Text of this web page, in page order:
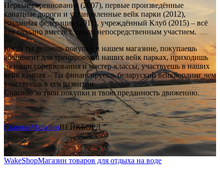
Первые соревнования (2007), первые произведённые
канатные дороги и установленные вейк парки (2012),
созданная федерация (2011), учреждённый Клуб (2015) – всё
это создано вместе с твоим непосредственным участием.
Когда ты делаешь покупку в нашем магазине, покупаешь
абонемент для тренировок в наших вейк парках, приходишь
на наши соревнования и мастер-классы, участвуешь в наших
вейк кэмпах – Ты финансируешь беларуский вейкбординг чем
участвуешь в его развитии.
Спасибо за твои покупки и твою преданность движению.
.
.
ГлавнаяМагазинВЕЙКБОРД
WakeShopМагазин товаров для отдыха на воде